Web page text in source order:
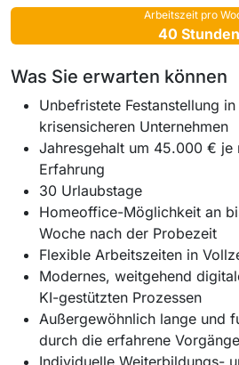
Arbeitszeit pro
40 Stunden
Was Sie erwarten können
Unbefristete Festanstellung
krisensicheren Unternehmen
Jahresgehalt um 45.000 € je
Erfahrung
30 Urlaubstage
Homeoffice-Möglichkeit an
Woche nach der Probezeit
Flexible Arbeitszeiten in
Modernes, weitgehend
KI-gestützten Prozessen
Außergewöhnlich lange und
durch die erfahrene
Individuelle Weiterbildungs-